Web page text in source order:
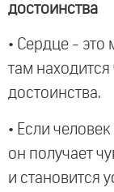
достоинства
• Сердце - это
там находится
достоинства.
• Если
он получает
и становится